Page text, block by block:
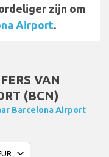
zijn om
Airport.
VAN
(BCN)
Barcelona Airport